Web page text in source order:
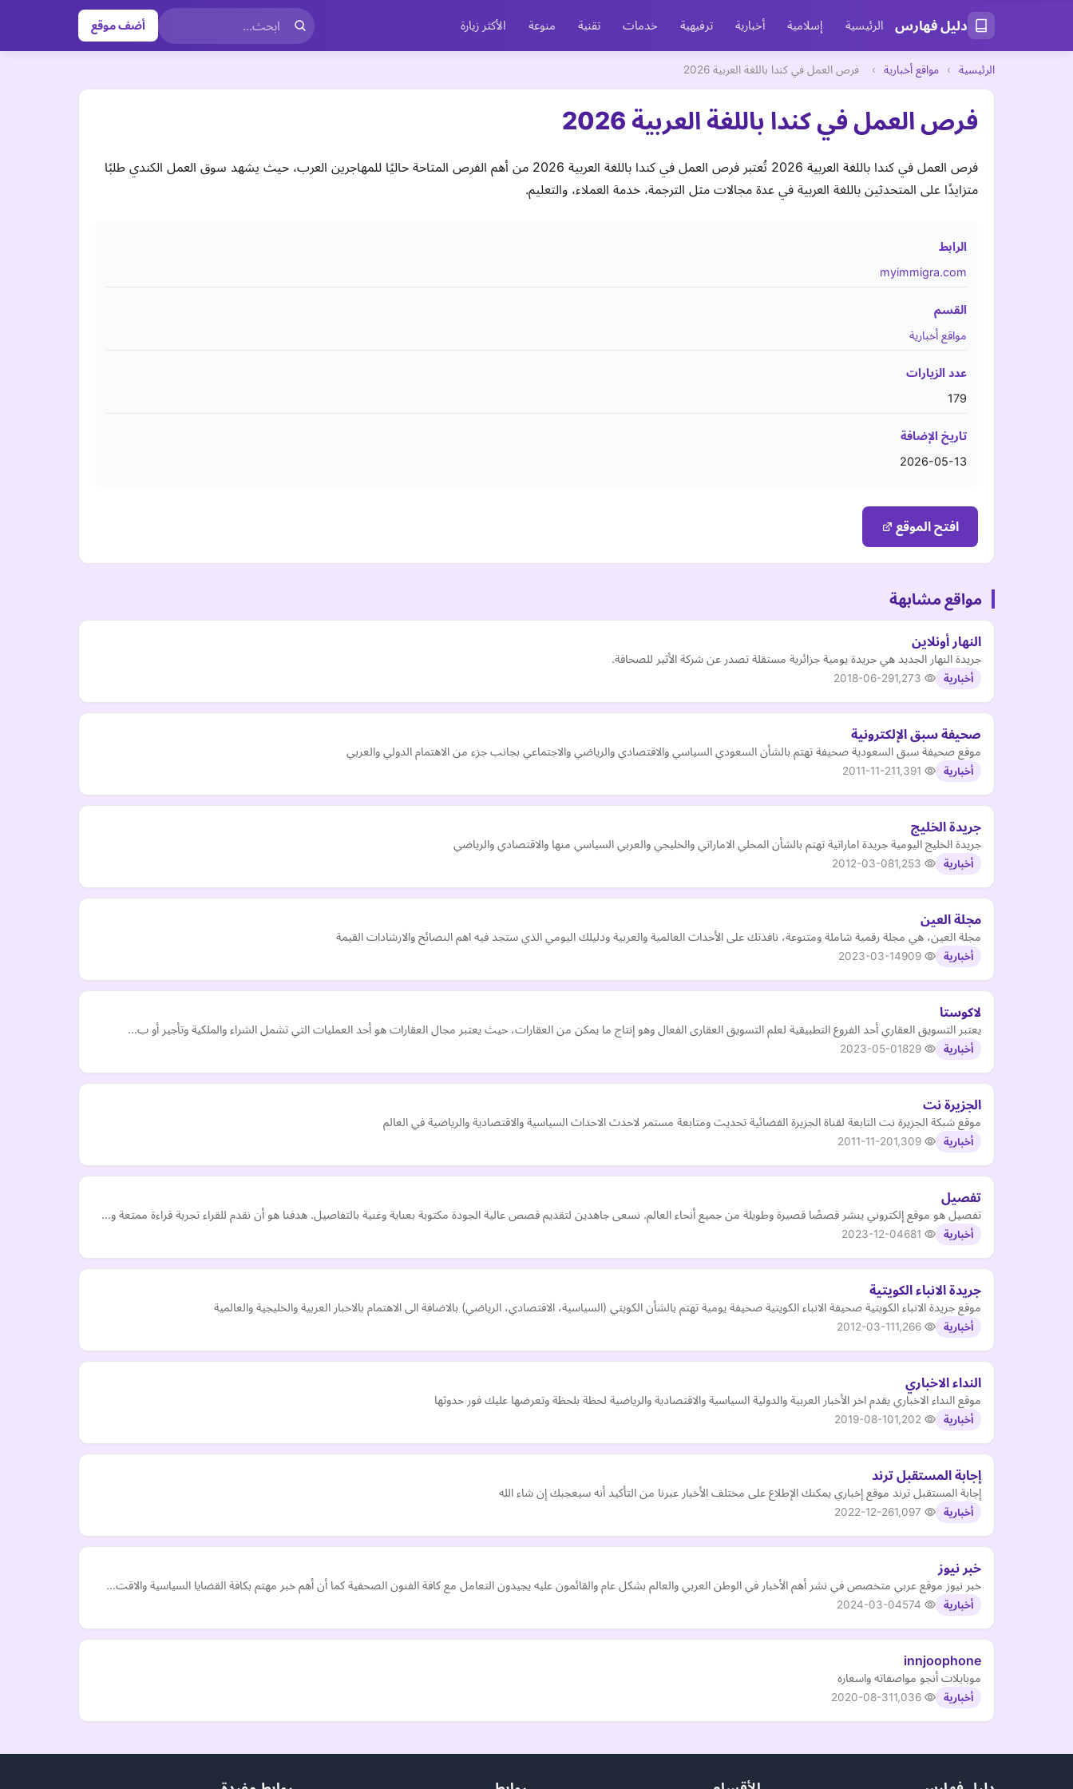
دليل فهارس الرئيسية إسلامية أخبارية ترفيهية خدمات تقنية منوعة الأكثر زيارة أضف موقع
الرئيسية › مواقع أخبارية › فرص العمل في كندا باللغة العربية 2026
فرص العمل في كندا باللغة العربية 2026
فرص العمل في كندا باللغة العربية 2026 تُعتبر فرص العمل في كندا باللغة العربية 2026 من أهم الفرص المتاحة حاليًا للمهاجرين العرب، حيث يشهد سوق العمل الكندي طلبًا
متزايدًا على المتحدثين باللغة العربية في عدة مجالات مثل الترجمة، خدمة العملاء، والتعليم.
الرابط
myimmigra.com
القسم
مواقع أخبارية
عدد الزيارات
179
تاريخ الإضافة
2026-05-13
افتح الموقع
مواقع مشابهة
النهار أونلاين
جريدة النهار الجديد هي جريدة يومية جزائرية مستقلة تصدر عن شركة الأثير للصحافة.
أخبارية 2018-06-29
صحيفة سبق الإلكترونية
موقع صحيفة سبق السعودية صحيفة تهتم بالشأن السعودي السياسي والاقتصادي والرياضي والاجتماعي بجانب جزء من الاهتمام الدولي والعربي
أخبارية 2011-11-21
جريدة الخليج
جريدة الخليج اليومية جريدة اماراتية تهتم بالشأن المحلي الاماراتي والخليجي والعربي السياسي منها والاقتصادي والرياضي
أخبارية 2012-03-08
مجلة العين
مجلة العين، هي مجلة رقمية شاملة ومتنوعة، نافذتك على الأحداث العالمية والعربية ودليلك اليومي الذي ستجد فيه اهم النصائح والارشادات القيمة
أخبارية 2023-03-14
لاكوستا
يعتبر التسويق العقاري أحد الفروع التطبيقية لعلم التسويق العقارى الفعال وهو إنتاج ما يمكن من العقارات، حيث يعتبر مجال العقارات هو أحد العمليات التي تشمل الشراء والملكية وتأجير أو ب…
أخبارية 2023-05-01
الجزيرة نت
موقع شبكة الجزيرة نت التابعة لقناة الجزيرة الفضائية تحديث ومتابعة مستمر لاحدث الاحداث السياسية والاقتصادية والرياضية في العالم
أخبارية 2011-11-20
تفصيل
تفصيل هو موقع إلكتروني ينشر قصصًا قصيرة وطويلة من جميع أنحاء العالم. نسعى جاهدين لتقديم قصص عالية الجودة مكتوبة بعناية وغنية بالتفاصيل. هدفنا هو أن نقدم للقراء تجربة قراءة ممتعة و…
أخبارية 2023-12-04
جريدة الانباء الكويتية
موقع جريدة الانباء الكويتية صحيفة الانباء الكويتية صحيفة يومية تهتم بالشأن الكويتي (السياسية، الاقتصادي، الرياضي) بالاضافة الى الاهتمام بالاخبار العربية والخليجية والعالمية
أخبارية 2012-03-11
النداء الاخباري
موقع النداء الاخباري يقدم اخر الأخبار العربية والدولية السياسية والاقتصادية والرياضية لحظة بلحظة وتعرضها عليك فور حدوثها
أخبارية 2019-08-10
إجابة المستقبل ترند
إجابة المستقبل ترند موقع إخباري يمكنك الإطلاع على مختلف الأخبار عبرنا من التأكيد أنه سيعجبك إن شاء الله
أخبارية 2022-12-26
خبر نيوز
خبر نيوز موقع عربي متخصص في نشر أهم الأخبار في الوطن العربي والعالم بشكل عام والقائمون عليه يجيدون التعامل مع كافة الفنون الصحفية كما أن أهم خبر مهتم بكافة القضايا السياسية والاقت…
أخبارية 2024-03-04
innjoophone
موبايلات أنجو مواصفاته واسعاره
أخبارية 2020-08-31